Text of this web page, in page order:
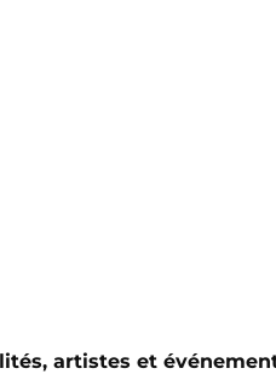
artistes et